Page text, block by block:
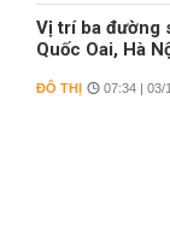
Vị trí ba đường
Quốc Oai, Hà
ĐÔ THỊ 07:34 | 03/